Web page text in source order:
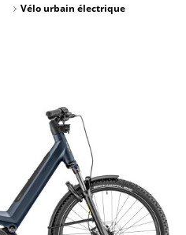
Vélo urbain électrique